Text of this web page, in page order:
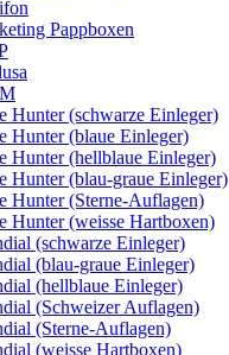
Pappboxen
Hunter (schwarze Einleger)
Hunter (blaue Einleger)
Hunter (hellblaue Einleger)
Hunter (blau-graue Einleger)
Hunter (Sterne-Auflagen)
Hunter (weisse Hartboxen)
(schwarze Einleger)
(blau-graue Einleger)
(hellblaue Einleger)
(Schweizer Auflagen)
(Sterne-Auflagen)
(weisse Hartboxen)